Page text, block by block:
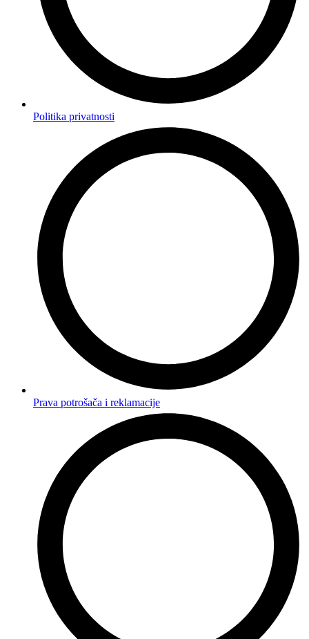
Politika privatnosti
Prava potrošača i reklamacije